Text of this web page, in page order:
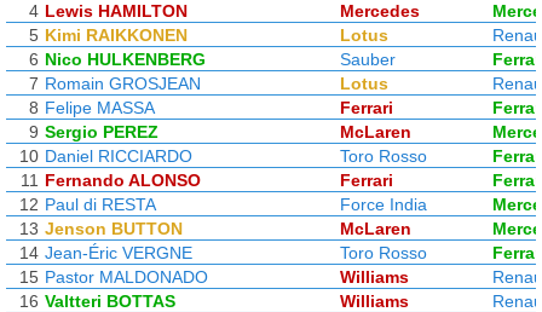
4 Lewis HAMILTON Mercedes
5 Kimi RAIKKONEN Lotus
6 Nico HULKENBERG Sauber
7 Romain GROSJEAN Lotus
8 Felipe MASSA Ferrari
9 Sergio PEREZ McLaren
10 Daniel RICCIARDO Toro Rosso
11 Fernando ALONSO Ferrari
12 Paul di RESTA Force India
13 Jenson BUTTON McLaren
14 Jean-Éric VERGNE Toro Rosso
15 Pastor MALDONADO Williams
16 Valtteri BOTTAS Williams